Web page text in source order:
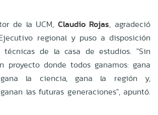
de la UCM, Claudio Rojas, agradeció
regional y puso a disposición
técnicas de la casa de estudios. "Sin
proyecto donde todos ganamos: gana
la ciencia, gana la región y,
las futuras generaciones", apuntó.